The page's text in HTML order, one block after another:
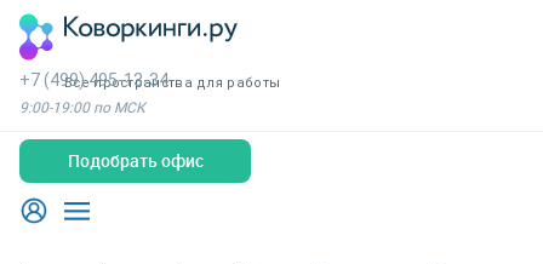
Все пространства для работы
+7 (499) 495-13-34
9:00-19:00 по МСК
Подобрать офис